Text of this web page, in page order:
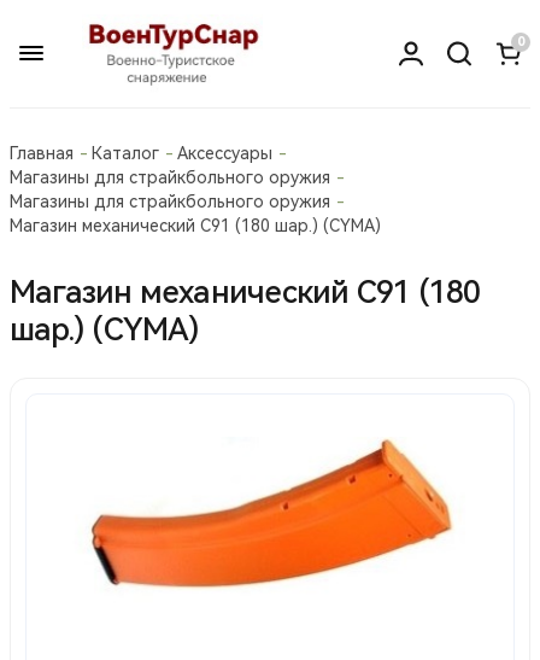
0
Главная Каталог
Аксессуары
Магазины для страйкбольного оружия
Магазины для страйкбольного оружия
Магазин механический С91 (180 шар.) (CYMA)
Магазин механический С91 (180
шар.) (CYMA)